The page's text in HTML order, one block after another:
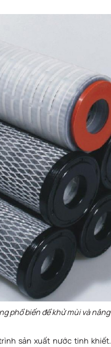
phổ biến để khử mùi và
sản xuất nước tinh